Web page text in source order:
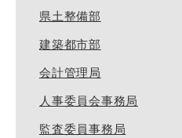
県土整備部
建築都市部
会計管理局
人事委員会事務局
監査委員事務局